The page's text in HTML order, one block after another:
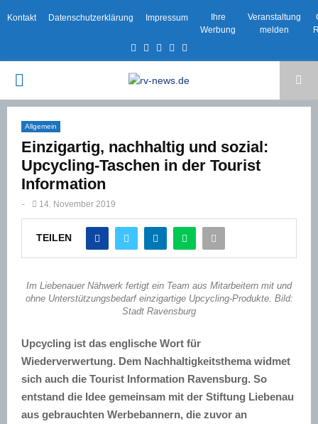
Kontakt Datenschutzerklärung Impressum
Ihre
Werbung
Veranstaltung
melden
Facebook
TwitterInstagram
Email
PRIMARY
MENU
Allgemein
Einzigartig, nachhaltig und sozial:
Upcycling-Taschen in der Tourist
Information
- 14. November 2019
TEILEN
Im Liebenauer Nähwerk fertigt ein Team aus Mitarbeitern mit und
ohne Unterstützungsbedarf einzigartige Upcycling-Produkte. Bild:
Stadt Ravensburg
Upcycling ist das englische Wort für
Wiederverwertung. Dem Nachhaltigkeitsthema widmet
sich auch die Tourist Information Ravensburg. So
entstand die Idee gemeinsam mit der Stiftung Liebenau
aus gebrauchten Werbebannern, die zuvor an